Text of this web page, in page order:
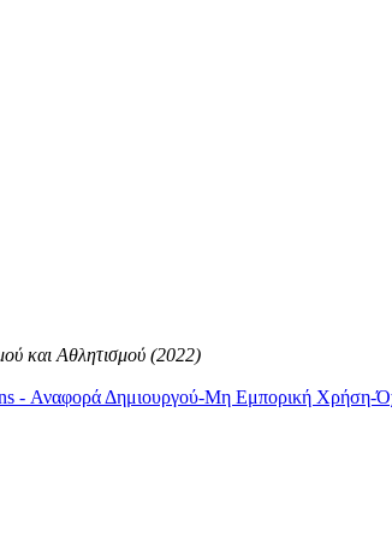
και Αθλητισμού (2022)
- Αναφορά Δημιουργού-Μη Εμπορική Χρήση-